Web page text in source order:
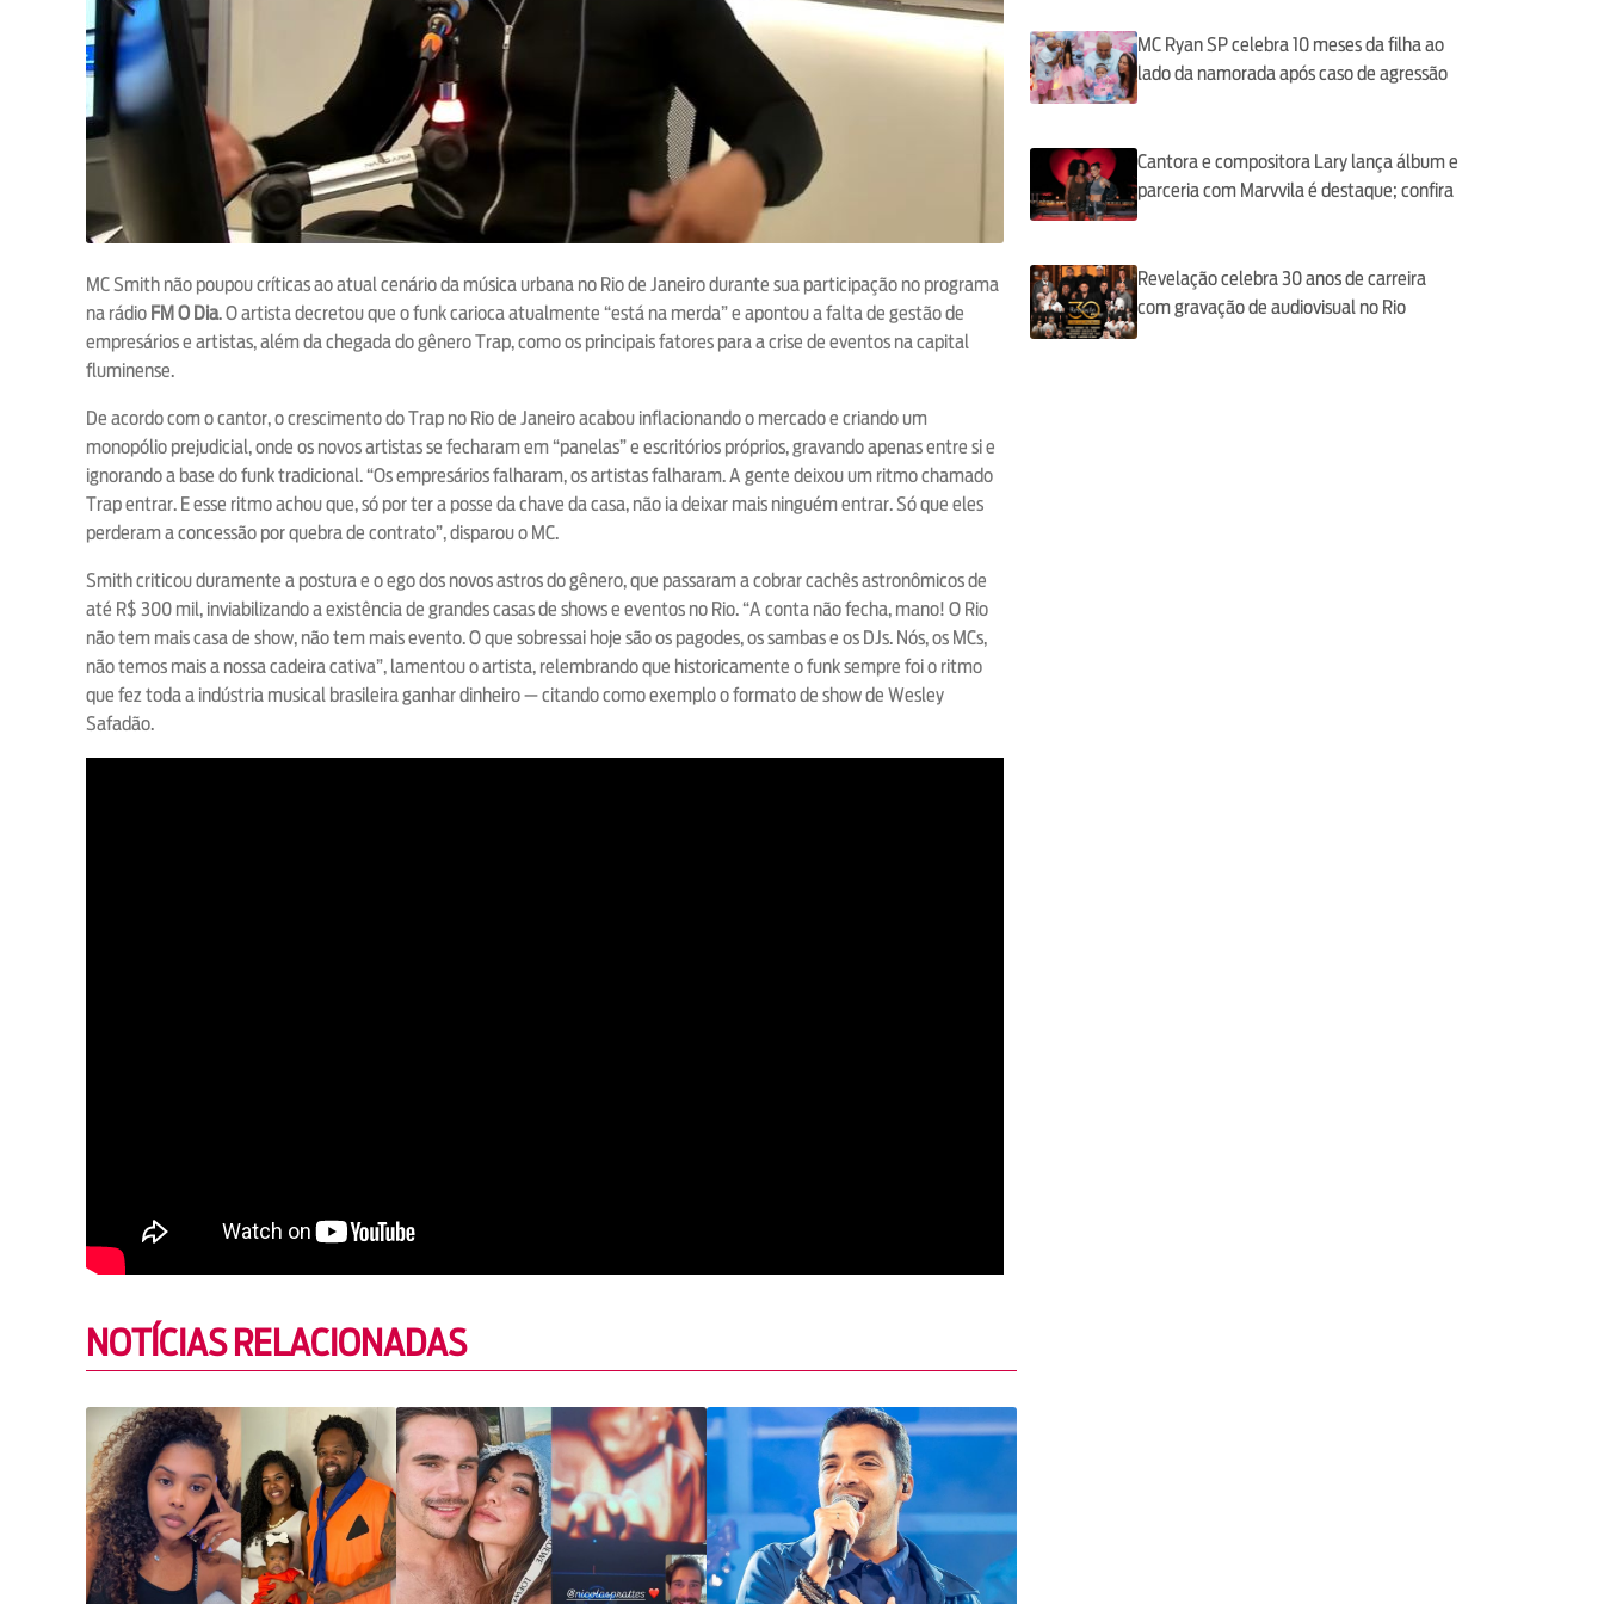
MC Smith não poupou críticas ao atual cenário da música urbana no Rio de Janeiro durante sua participação no programa
na rádio FM O Dia. O artista decretou que o funk carioca atualmente “está na merda” e apontou a falta de gestão de
empresários e artistas, além da chegada do gênero Trap, como os principais fatores para a crise de eventos na capital
fluminense.
De acordo com o cantor, o crescimento do Trap no Rio de Janeiro acabou inflacionando o mercado e criando um
monopólio prejudicial, onde os novos artistas se fecharam em “panelas” e escritórios próprios, gravando apenas entre si e
ignorando a base do funk tradicional. “Os empresários falharam, os artistas falharam. A gente deixou um ritmo chamado
Trap entrar. E esse ritmo achou que, só por ter a posse da chave da casa, não ia deixar mais ninguém entrar. Só que eles
perderam a concessão por quebra de contrato”, disparou o MC.
Smith criticou duramente a postura e o ego dos novos astros do gênero, que passaram a cobrar cachês astronômicos de
até R$ 300 mil, inviabilizando a existência de grandes casas de shows e eventos no Rio. “A conta não fecha, mano! O Rio
não tem mais casa de show, não tem mais evento. O que sobressai hoje são os pagodes, os sambas e os DJs. Nós, os MCs,
não temos mais a nossa cadeira cativa”, lamentou o artista, relembrando que historicamente o funk sempre foi o ritmo
que fez toda a indústria musical brasileira ganhar dinheiro — citando como exemplo o formato de show de Wesley
Safadão.
NOTÍCIAS RELACIONADAS
MC Ryan SP celebra 10 meses da filha ao
lado da namorada após caso de agressão
Cantora e compositora Lary lança álbum e
parceria com Marvvila é destaque; confira
Revelação celebra 30 anos de carreira
com gravação de audiovisual no Rio